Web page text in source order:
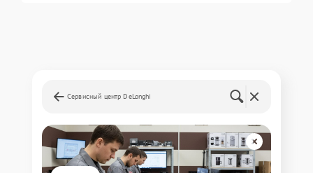
Сервисный центр DeLonghi